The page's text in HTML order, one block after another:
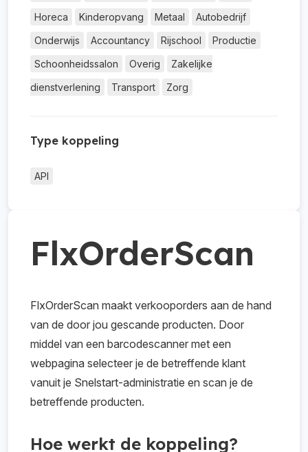
Horeca
Kinderopvang Metaal
Autobedrijf
Onderwijs
Accountancy Rijschool
Productie
Schoonheidssalon
Overig
Zakelijke
dienstverlening
Transport Zorg
Type koppeling
API
FlxOrderScan
FlxOrderScan maakt verkooporders aan de hand
van de door jou gescande producten. Door
middel van een barcodescanner met een
webpagina selecteer je de betreffende klant
vanuit je Snelstart-administratie en scan je de
betreffende producten.
Hoe werkt de koppeling?